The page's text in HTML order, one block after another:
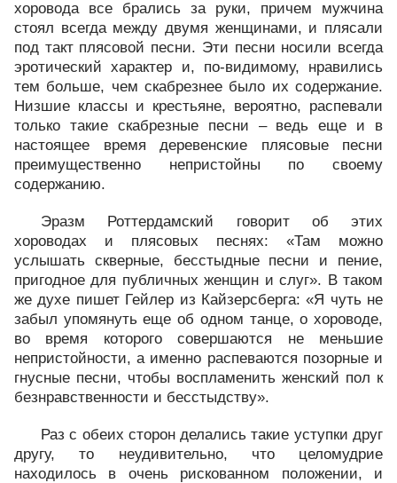
хоровода все брались за руки, причем мужчина
стоял всегда между двумя женщинами, и плясали
под такт плясовой песни. Эти песни носили всегда
эротический характер и, по-видимому, нравились
тем больше, чем скабрезнее было их содержание.
Низшие классы и крестьяне, вероятно, распевали
только такие скабрезные песни – ведь еще и в
настоящее время деревенские плясовые песни
преимущественно непристойны по своему
содержанию.
Эразм Роттердамский говорит об этих
хороводах и плясовых песнях: «Там можно
услышать скверные, бесстыдные песни и пение,
пригодное для публичных женщин и слуг». В таком
же духе пишет Гейлер из Кайзерсберга: «Я чуть не
забыл упомянуть еще об одном танце, о хороводе,
во время которого совершаются не меньшие
непристойности, а именно распеваются позорные и
гнусные песни, чтобы воспламенить женский пол к
безнравственности и бесстыдству».
Раз с обеих сторон делались такие уступки друг
другу, то неудивительно, что целомудрие
находилось в очень рискованном положении, и